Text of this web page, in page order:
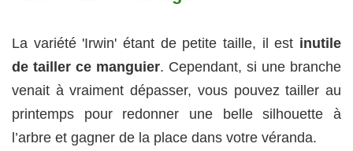
La variété 'Irwin' étant de petite taille, il est inutile
de tailler ce manguier. Cependant, si une branche
venait à vraiment dépasser, vous pouvez tailler au
printemps pour redonner une belle silhouette à
l’arbre et gagner de la place dans votre véranda.